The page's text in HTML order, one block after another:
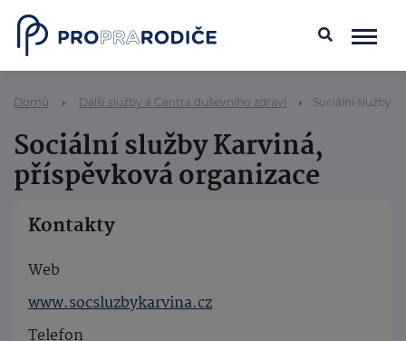
Domů Další služby a Centra duševního zdraví Sociální služby
Sociální služby Karviná,
příspěvková organizace
Kontakty
Web
www.socsluzbykarvina.cz